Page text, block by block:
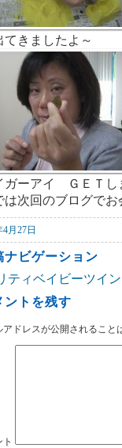
てきましたよ～
ガーアイ ＧＥＴし
は次回のブログで
4月27日
ナビゲーション
ティベイビーツイ
ントを残す
アドレスが公開されること